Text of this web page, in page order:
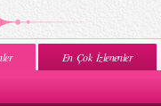
En Çok İzlenenler